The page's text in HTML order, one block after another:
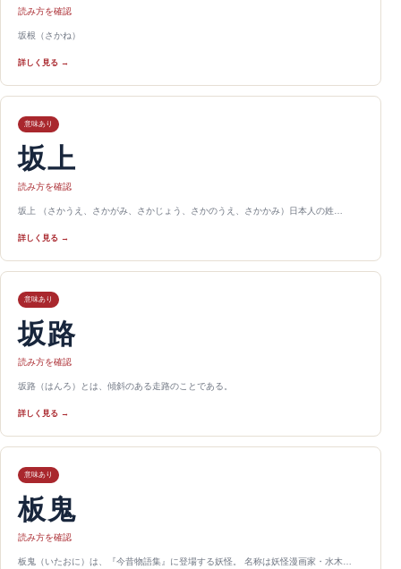
読み方を確認
坂根（さかね）
詳しく見る →
意味あり
坂上
読み方を確認
坂上 （さかうえ、さかがみ、さかじょう、さかのうえ、さかかみ）日本人の姓…
詳しく見る →
意味あり
坂路
読み方を確認
坂路（はんろ）とは、傾斜のある走路のことである。
詳しく見る →
意味あり
板鬼
読み方を確認
板鬼（いたおに）は、『今昔物語集』に登場する妖怪。 名称は妖怪漫画家・水木…